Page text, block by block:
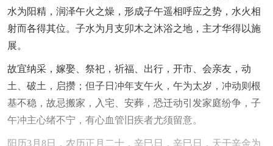
水为阳精，润泽午火之燥，形成子午遥相呼应之势，水火相
射而各得其位。子水为月支卯木之沐浴之地，主才华得以施
展。
故宜纳采，嫁娶、祭祀，祈福、出行，开市、会亲友，动
土、破土，启攒；但子日冲年支午火，午为太岁，冲动则根
基不稳，故忌搬家，入宅、安葬，恐迁动引发家庭纷争，子
午冲主心绪不宁，有心血管旧疾者尤须留意。
阳历3月8日，农历正月二十，辛巳日，辛巳日，天干辛金为